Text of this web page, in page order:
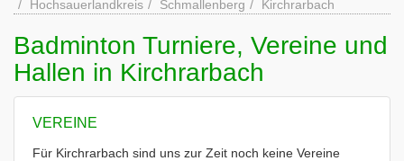
Hochsauerlandkreis
Schmallenberg Kirchrarbach
Badminton Turniere, Vereine und
Hallen in Kirchrarbach
VEREINE
Für Kirchrarbach sind uns zur Zeit noch keine Vereine